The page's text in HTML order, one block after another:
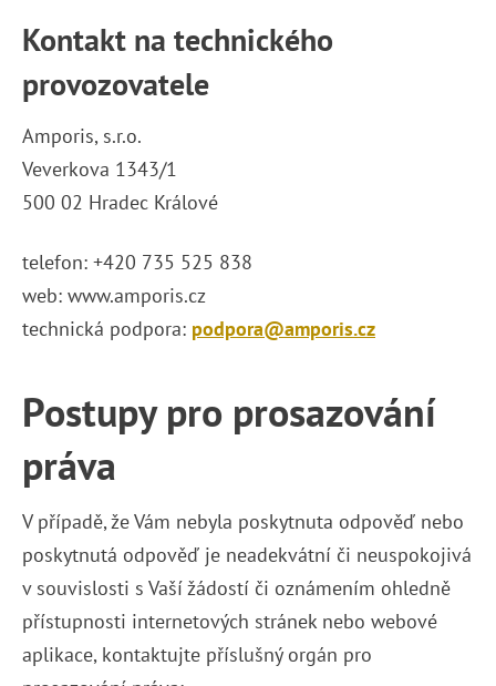
Kontakt na technického
provozovatele
Amporis, s.r.o.
Veverkova 1343/1
500 02 Hradec Králové
telefon: +420 735 525 838
web: www.amporis.cz
technická podpora: podpora@amporis.cz
Postupy pro prosazování
práva
V případě, že Vám nebyla poskytnuta odpověď nebo
poskytnutá odpověď je neadekvátní či neuspokojivá
v souvislosti s Vaší žádostí či oznámením ohledně
přístupnosti internetových stránek nebo webové
aplikace, kontaktujte příslušný orgán pro